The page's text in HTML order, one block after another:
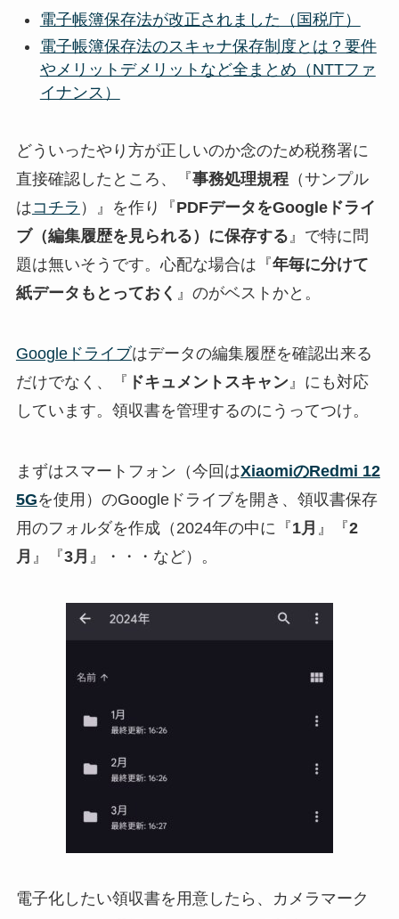
電子帳簿保存法が改正されました（国税庁）
電子帳簿保存法のスキャナ保存制度とは？要件
やメリットデメリットなど全まとめ（NTTファ
イナンス）
どういったやり方が正しいのか念のため税務署に
直接確認したところ、『事務処理規程（サンプル
はコチラ ）』を作り『PDFデータをGoogleドライ
ブ（編集履歴を見られる）に保存する』で特に問
題は無いそうです。心配な場合は『年毎に分けて
紙データもとっておく 』のがベストかと。
Googleドライブはデータの編集履歴を確認出来る
だけでなく、『 ドキュメントスキャン』にも対応
しています。領収書を管理するのにうってつけ。
まずはスマートフォン（今回はXiaomiのRedmi 12
5Gを使用）のGoogleドライブを開き、領収書保存
用のフォルダを作成（2024年の中に『1月 』『2
月 』『3月 』・・・など）。
電子化したい領収書を用意したら、カメラマーク